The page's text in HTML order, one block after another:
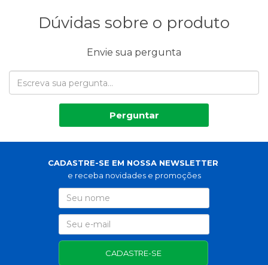
Dúvidas sobre o produto
Envie sua pergunta
Perguntar
CADASTRE-SE EM NOSSA NEWSLETTER
e receba novidades e promoções
CADASTRE-SE